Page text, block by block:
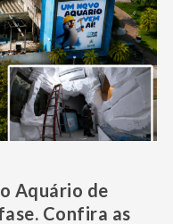
Aquário de
Confira as